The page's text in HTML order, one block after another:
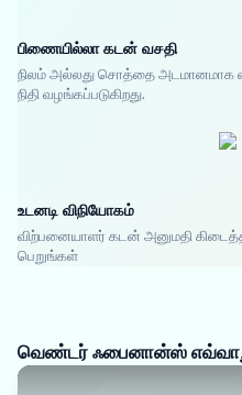
பிணையில்லா கடன் வசதி
நிலம் அல்லது சொத்தை அடமானமாக
நிதி வழங்கப்படுகிறது.
உடனடி விநியோகம்
விற்பனையாளர் கடன் அனுமதி
பெறுங்கள்
வெண்டர் ஃபைனான்ஸ்